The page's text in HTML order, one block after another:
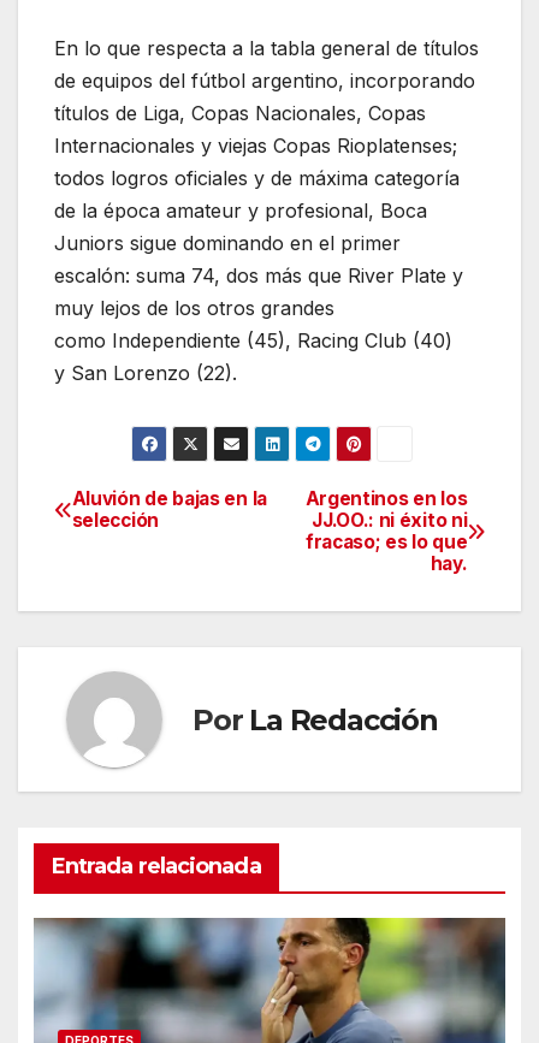
En lo que respecta a la tabla general de títulos
de equipos del fútbol argentino, incorporando
títulos de Liga, Copas Nacionales, Copas
Internacionales y viejas Copas Rioplatenses;
todos logros oficiales y de máxima categoría
de la época amateur y profesional, Boca
Juniors sigue dominando en el primer
escalón: suma 74, dos más que River Plate y
muy lejos de los otros grandes
como Independiente (45), Racing Club (40)
y San Lorenzo (22).
Navegación
entradas
Argentinos en los
JJ.OO.: ni éxito ni
fracaso; es lo que
hay.
Aluvión de bajas en la
selección
Por La Redacción
Entrada relacionada